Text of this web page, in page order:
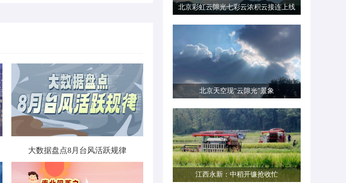
大数据盘点8月台风活跃规律
北京彩虹云隙光七彩云浓积云接连上线
北京天空现“云隙光”景象
江西永新：中稻开镰抢收忙